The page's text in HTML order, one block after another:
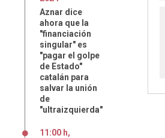
Aznar dice
ahora que la
"financiación
singular" es
"pagar el golpe
de Estado"
catalán para
salvar la unión
de
"ultraizquierda"
11:00 h,